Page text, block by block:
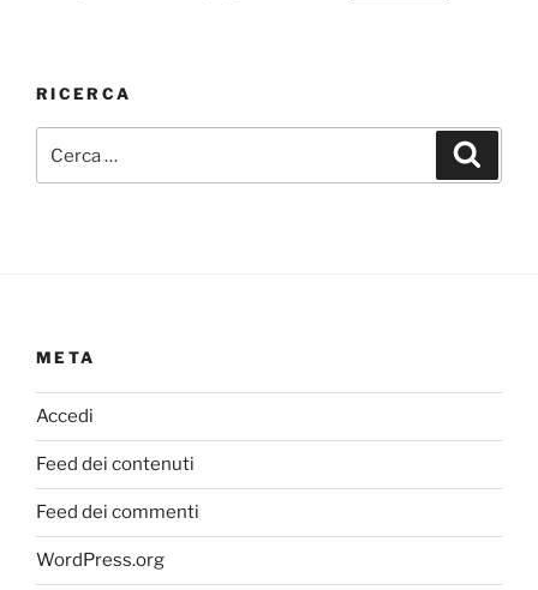
RICERCA
META
Accedi
Feed dei contenuti
Feed dei commenti
WordPress.org